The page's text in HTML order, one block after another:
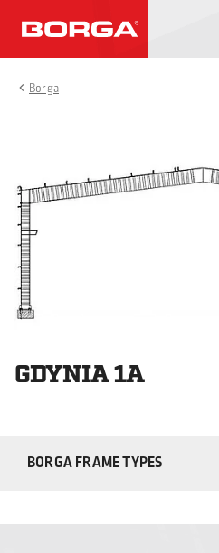
Borga
GDYNIA 1A
BORGA FRAME TYPES